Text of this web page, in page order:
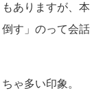
ありますが、本
す」のって会話
ゃ多い印象。